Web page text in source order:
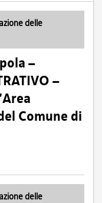
delle
–
–
Comune di
delle